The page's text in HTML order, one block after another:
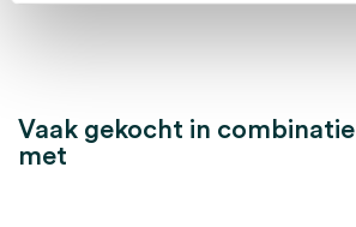
Vaak gekocht in combinatie
met